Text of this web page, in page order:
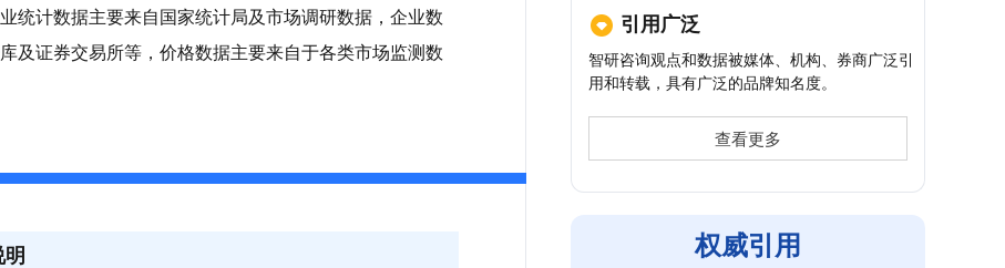
统计数据主要来自国家统计局及市场调研数据，企业数
及证券交易所等，价格数据主要来自于各类市场监测数
引用广泛
智研咨询观点和数据被媒体、机构、券商广泛引
用和转载，具有广泛的品牌知名度。
查看更多
权威引用